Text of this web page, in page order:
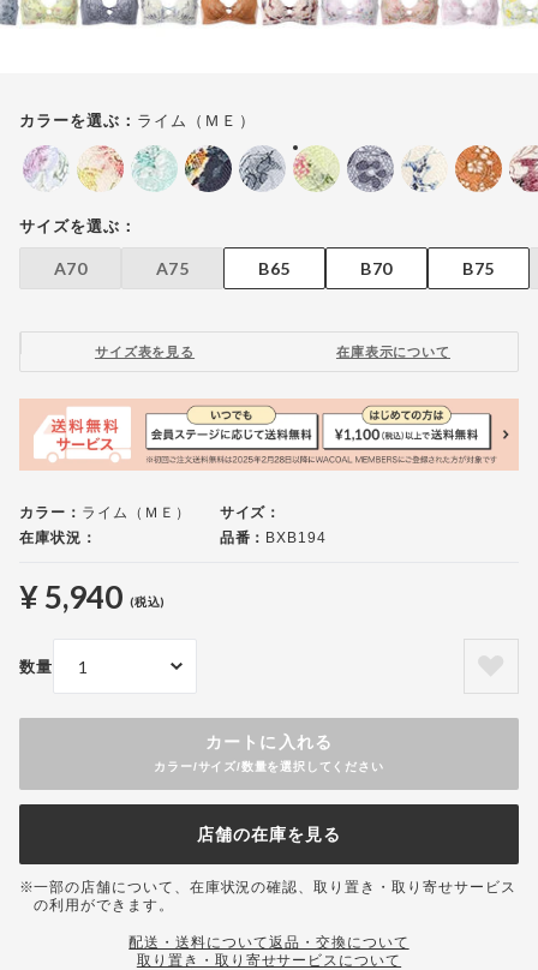
カラーを選ぶ： ライム（ＭＥ）
サイズを選ぶ：
A70 A75 B65 B70 B75
サイズ表を見る 在庫表示について
カラー： ライム（ＭＥ）
サイズ：
在庫状況：
品番： BXB194
¥ 5,940 (税込)
数量
カートに入れる
カラー/サイズ/数量を選択してください
店舗の在庫を見る
一部の店舗について、在庫状況の確認、取り置き・取り寄せサービス
の利用ができます。
配送・送料について返品・交換について
取り置き・取り寄せサービスについて